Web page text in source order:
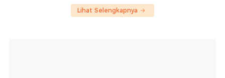
Lihat Selengkapnya